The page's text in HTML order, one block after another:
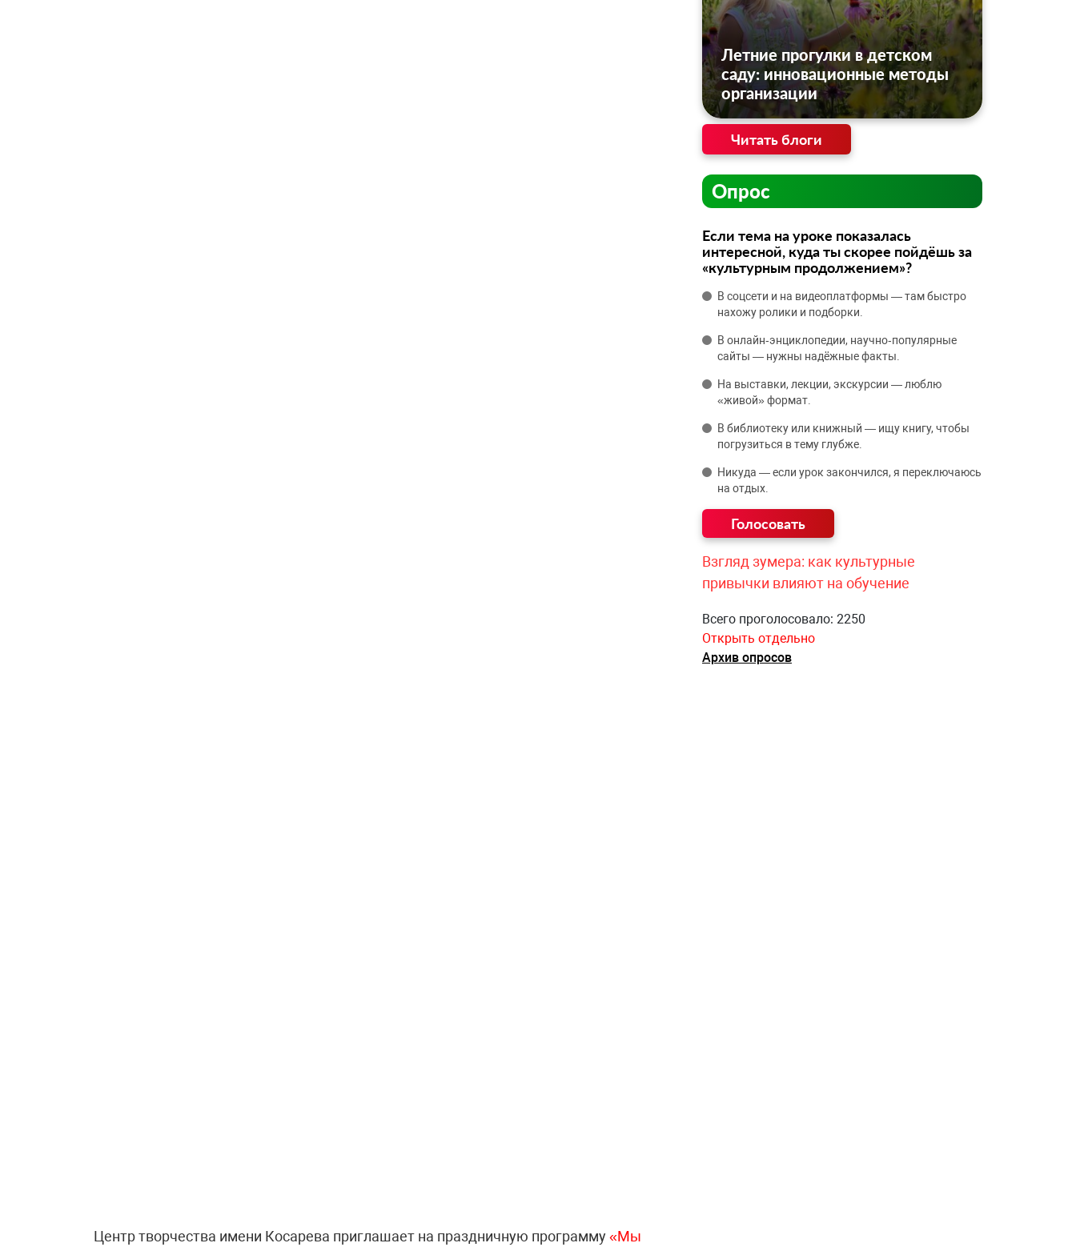
Центр творчества имени Косарева приглашает на праздничную программу«Мы
Летние прогулки в детском
саду: инновационные методы
организации
Читать блоги
Опрос
Если тема на уроке показалась
интересной, куда ты скорее пойдёшь за
«культурным продолжением»?
В соцсети и на видеоплатформы — там быстро
нахожу ролики и подборки.
В онлайн‑энциклопедии, научно‑популярные
сайты — нужны надёжные факты.
На выставки, лекции, экскурсии — люблю
«живой» формат.
В библиотеку или книжный — ищу книгу, чтобы
погрузиться в тему глубже.
Никуда — если урок закончился, я переключаюсь
на отдых.
Взгляд зумера: как культурные
привычки влияют на обучение
Всего проголосовало: 2250
Открыть отдельно
Архив опросов